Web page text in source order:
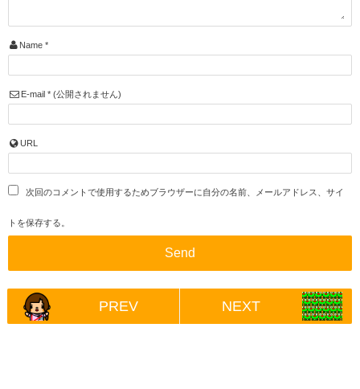
Name *
E-mail *(公開されません)
URL
次回のコメントで使用するためブラウザーに自分の名前、メールアドレス、サイ
トを保存する。
PREV NEXT